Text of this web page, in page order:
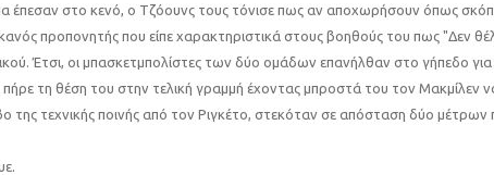
έπεσαν στο κενό, ο Τζόουνς τους τόνισε πως αν αποχωρήσουν όπως
προπονητής που είπε χαρακτηριστικά στους βοηθούς του πως "Δεν
Έτσι, οι μπασκετμπολίστες των δύο ομάδων επανήλθαν στο γήπεδο
τη θέση του στην τελική γραμμή έχοντας μπροστά του τον Μακμίλεν
της τεχνικής ποινής από τον Ριγκέτο, στεκόταν σε απόσταση δύο μέτρων